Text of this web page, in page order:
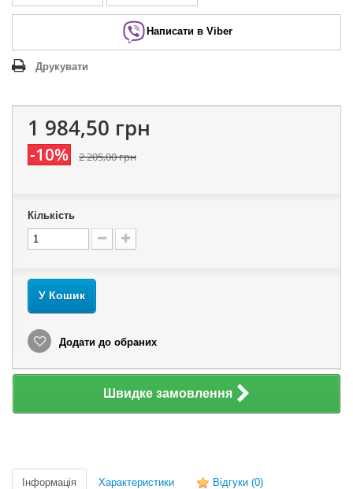
Написати в Viber
Друкувати
1 984,50 грн
-10% 2 205,00 грн
Кількість
У Кошик
Додати до обраних
Швидке замовлення
Інформація Характеристики Відгуки (0)